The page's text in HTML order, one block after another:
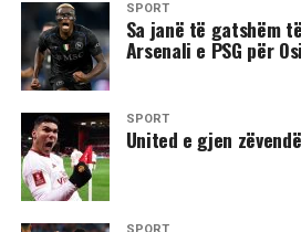
SPORT
​Sa janë të gatshëm
Arsenali e PSG për
SPORT
United e gjen